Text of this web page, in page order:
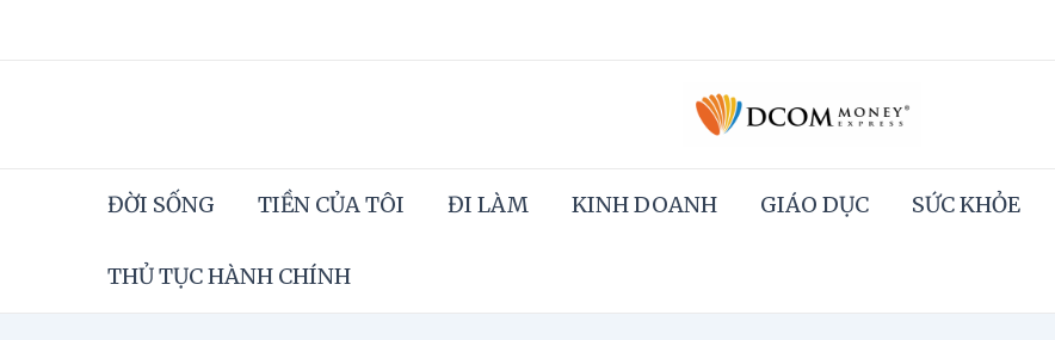
ĐỜI SỐNG TIỀN CỦA TÔI ĐI LÀM KINH DOANH GIÁO DỤC SỨC KHỎE
THỦ TỤC HÀNH CHÍNH